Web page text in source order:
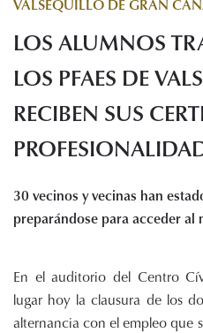
Servicios
Noticias
Enlaces de interés
Audiovisuales
Transparencia
Contacto
VALSEQUILLO DE GRAN
LOS ALUMNOS
LOS PFAES DE
RECIBEN SUS
30 vecinos y vecinas han
preparándose para acceder al
En el auditorio del Centro
lugar hoy la clausura de los
alternancia con el empleo que